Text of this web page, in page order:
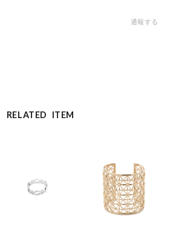
通報する
RELATED ITEM